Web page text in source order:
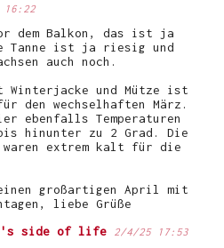
16:22
dem Balkon, das ist ja
Tanne ist ja riesig und
auch noch.
Winterjacke und Mütze ist
den wechselhaften März.
ebenfalls Temperaturen
hinunter zu 2 Grad. Die
waren extrem kalt für die
großartigen April mit
liebe Grüße
side of life 2/4/25 17:53